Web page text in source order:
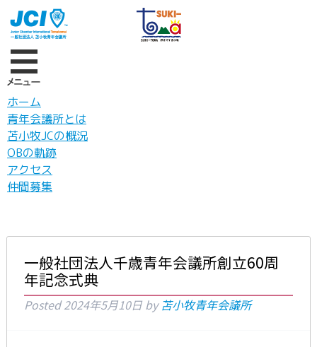
ホーム
青年会議所とは
苫小牧JCの概況
OBの軌跡
アクセス
仲間募集
一般社団法人千歳青年会議所創立60周
年記念式典
Posted2024年5月10日 by 苫小牧青年会議所